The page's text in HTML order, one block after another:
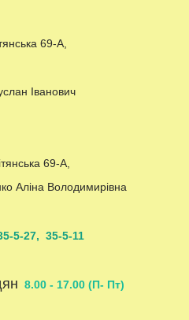
69-А,
Іванович
69-А,
Аліна Володимирівна
5-27, 35-5-11
8.00 - 17.00 (П- Пт)